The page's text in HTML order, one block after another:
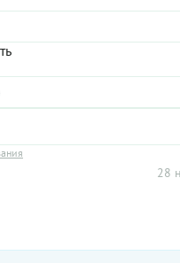
десерт ресторанного
домочадцам, а детям —
Его можно делать в любое
мороженое на свой вкус, но
бисквит, используйте готовые
бисквитные коржи для
28